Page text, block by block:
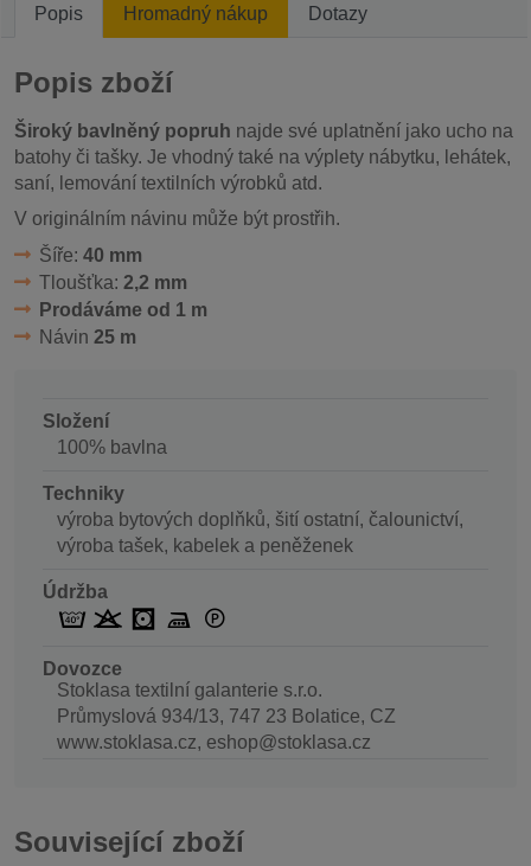
Popis Hromadný nákup Dotazy
Popis zboží
Široký bavlněný popruh najde své uplatnění jako ucho na
batohy či tašky. Je vhodný také na výplety nábytku, lehátek,
saní, lemování textilních výrobků atd.
V originálním návinu může být prostřih.
Šíře: 40 mm
Tloušťka: 2,2 mm
Prodáváme od 1 m
Návin 25 m
Složení
100% bavlna
Techniky
výroba bytových doplňků, šití ostatní, čalounictví,
výroba tašek, kabelek a peněženek
Údržba
Dovozce
Stoklasa textilní galanterie s.r.o.
Průmyslová 934/13, 747 23 Bolatice, CZ
www.stoklasa.cz, eshop@stoklasa.cz
Související zboží